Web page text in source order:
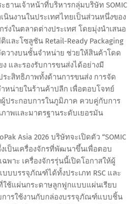
ธานเจ้าหน้าที่บริหารกลุ่มบริษัท SOMIC
นินงานในประเทศไทยเป็นส่วนหนึ่งของ
งในตลาดต่างประเทศ โดยมุ่งนำเสนอ
ละโซลูชัน Retail-Ready Packaging
างบนชั้นจำหน่าย ช่วยให้สินค้าโดด
ง และรองรับการขนส่งได้อย่างมี
ะสิทธิภาพทั้งด้านการขนส่ง การจัด
ำหน่ายในร้านค้าปลีก เพื่อตอบโจทย์
ผู้ประกอบการในภูมิภาค ควบคู่กับการ
าพและมาตรฐานระดับเยอรมัน
Asia 2026 บริษัทจะเปิดตัว “SOMIC
งเป็นเครื่องจักรที่พัฒนาขึ้นเพื่อตอบ
พาะ เครื่องจักรรุ่นนี้เปิดโอกาสให้ผู้
บบรรจุภัณฑ์ได้ทั้งประเภท RSC และ
ใช้แผ่นกระดาษลูกฟูกแบบแผ่นเรียบ
การใช้งานกับกล่องบรรจุภัณฑ์แบบชิ้น